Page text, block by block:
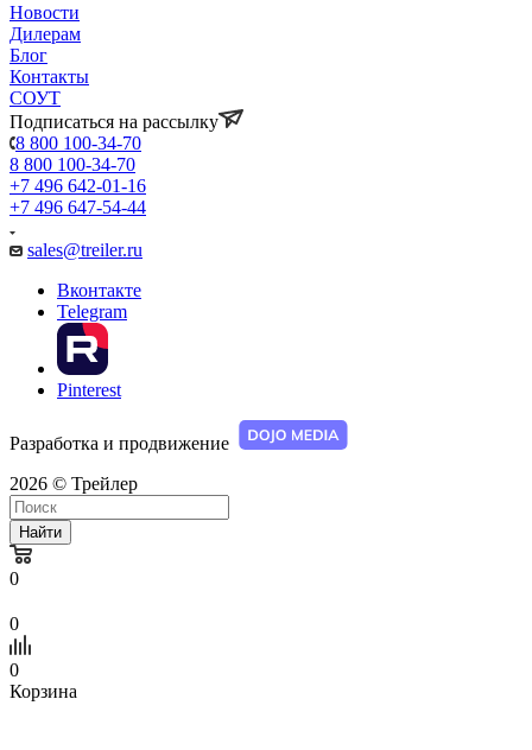
Новости
Дилерам
Блог
Контакты
СОУТ
Подписаться на рассылку
8 800 100-34-70
8 800 100-34-70
+7 496 642-01-16
+7 496 647-54-44
sales@treiler.ru
Вконтакте
Telegram
Pinterest
Разработка и продвижение
2026 © Трейлер
Найти
0
0
0
Корзина